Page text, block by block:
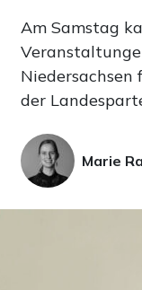
Am Samstag
der
Marie